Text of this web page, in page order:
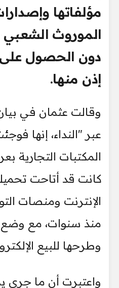
مؤلفاتها
الموروث الشعبي
دون الحصول على
إذن منها.
وقالت عثمان في
عبر "النداء، إنها
المكتبات التجارية
كانت قد أتاحت
الإنترنت ومنصات
منذ سنوات، مع وضع
وطرحها للبيع
واعتبرت أن ما جرى